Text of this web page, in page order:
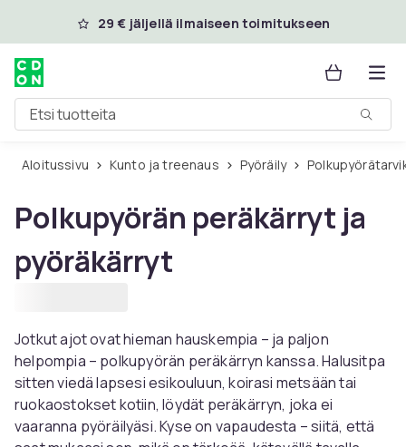
Ohita ja siirry pääsisältöön
29 € jäljellä ilmaiseen toimitukseen
Etsi tuotteita
Aloitussivu Kunto ja treenaus Pyöräily
Polkupyörän peräkärryt ja
pyöräkärryt
Jotkut ajot ovat hieman hauskempia – ja paljon
helpompia – polkupyörän peräkärryn kanssa. Halusitpa
sitten viedä lapsesi esikouluun, koirasi metsään tai
ruokaostokset kotiin, löydät peräkärryn, joka ei
vaaranna pyöräilyäsi. Kyse on vapaudesta – siitä, että